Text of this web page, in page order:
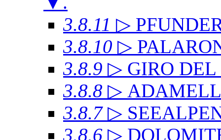
3.8.11 ▷
3.8.10 ▷
3.8.9 ▷ GIRO
3.8.8 ▷
3.8.7 ▷
3.8.6 ▷